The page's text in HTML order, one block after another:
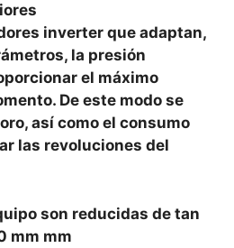
inverter que adaptan,
la presión
el máximo
De este modo se
así como el consumo
las revoluciones del
son reducidas de tan
mm mm